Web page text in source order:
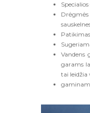
Drėgmės
Vandens
garams
tai